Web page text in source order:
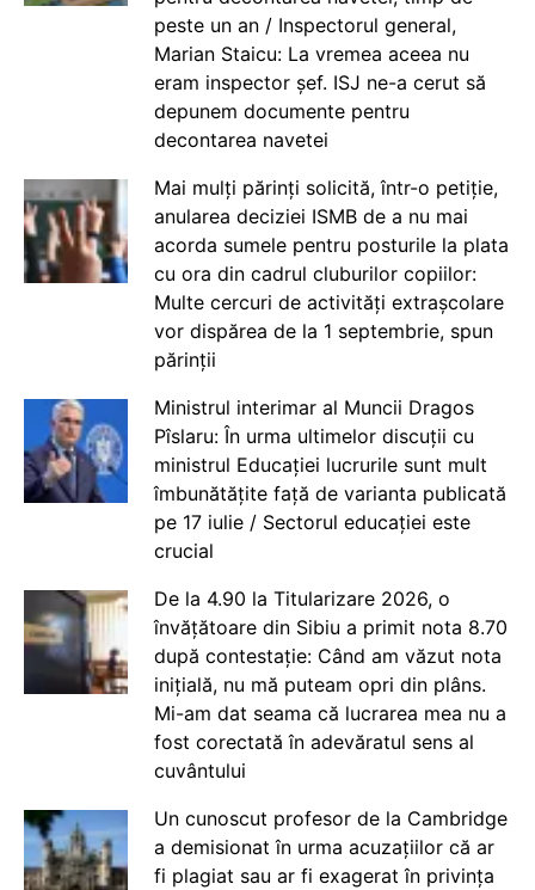
peste un an / Inspectorul general,
Marian Staicu: La vremea aceea nu
eram inspector șef. ISJ ne-a cerut să
depunem documente pentru
decontarea navetei
Mai mulți părinți solicită, într-o petiție,
anularea deciziei ISMB de a nu mai
acorda sumele pentru posturile la plata
cu ora din cadrul cluburilor copiilor:
Multe cercuri de activități extrașcolare
vor dispărea de la 1 septembrie, spun
părinții
Ministrul interimar al Muncii Dragos
Pîslaru: În urma ultimelor discuții cu
ministrul Educației lucrurile sunt mult
îmbunătățite față de varianta publicată
pe 17 iulie / Sectorul educației este
crucial
De la 4.90 la Titularizare 2026, o
învățătoare din Sibiu a primit nota 8.70
după contestație: Când am văzut nota
inițială, nu mă puteam opri din plâns.
Mi-am dat seama că lucrarea mea nu a
fost corectată în adevăratul sens al
cuvântului
Un cunoscut profesor de la Cambridge
a demisionat în urma acuzațiilor că ar
fi plagiat sau ar fi exagerat în privința